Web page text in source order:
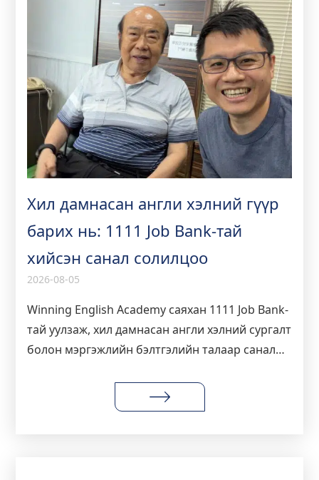
Хил дамнасан англи хэлний гүүр
барих нь: 1111 Job Bank-тай
хийсэн санал солилцоо
2026-08-05
Winning English Academy саяхан 1111 Job Bank-
тай уулзаж, хил дамнасан англи хэлний сургалт
болон мэргэжлийн бэлтгэлийн талаар санал
боловсрол болон ажил мэргэжилд чиглэсэн
хэлний ур чадварын ирээдүйн талаар юу